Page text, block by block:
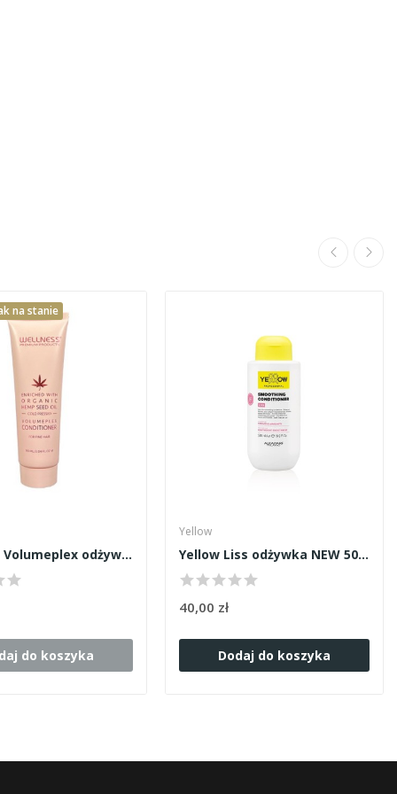
na stanie
Wellness Volumeplex odżywka 90ml
do koszyka
Yellow
Yellow Liss odżywka NEW 500ml
40,00 zł
Dodaj do koszyka